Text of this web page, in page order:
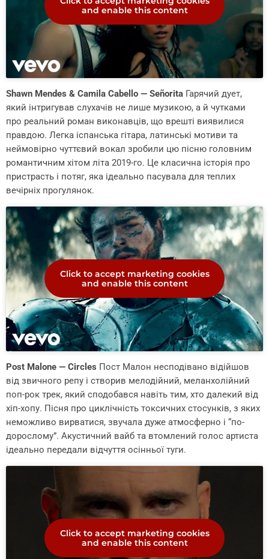
and enable this content
Shawn Mendes & Camila Cabello — Señorita Гарячий дует,
який інтригував слухачів не лише музикою, а й чутками
про реальний роман виконавців, що врешті виявилися
правдою. Легка іспанська гітара, латинські мотиви та
неймовірно чуттєвий вокал зробили цю пісню головним
романтичним хітом літа 2019-го. Це класична історія про
пристрасть і потяг, яка ідеально пасувала для теплих
вечірніх прогулянок.
Click to accept marketing cookies
and enable this content
Post Malone — Circles Пост Малон несподівано відійшов
від звичного репу і створив мелодійний, меланхолійний
поп-рок трек, який сподобався навіть тим, хто далекий від
хіп-хопу. Пісня про циклічність токсичних стосунків, з яких
неможливо вирватися, звучала дуже атмосферно і “по-
дорослому”. Акустичний вайб та втомлений голос артиста
ідеально передали відчуття осінньої туги.
Click to accept marketing cookies
and enable this content